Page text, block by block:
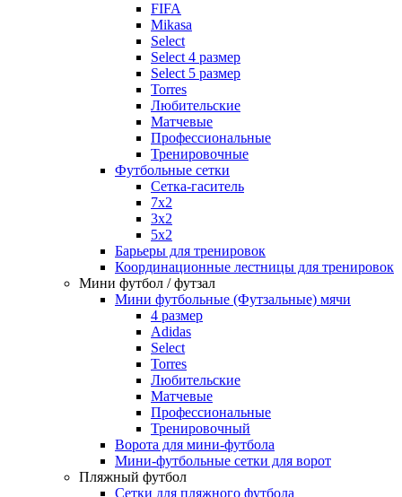
FIFA
Mikasa
Select
Select 4 размер
Select 5 размер
Torres
Любительские
Матчевые
Профессиональные
Тренировочные
Футбольные сетки
Сетка-гаситель
7x2
3х2
5х2
Барьеры для тренировок
Координационные лестницы для тренировок
Мини футбол / футзал
Мини футбольные (Футзальные) мячи
4 размер
Adidas
Select
Torres
Любительские
Матчевые
Профессиональные
Тренировочный
Ворота для мини-футбола
Мини-футбольные сетки для ворот
Пляжный футбол
Сетки для пляжного футбола